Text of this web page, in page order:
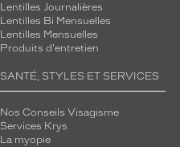
Lentilles Journalières
Lentilles Bi Mensuelles
Lentilles Mensuelles
Produits d'entretien
SANTÉ, STYLES ET SERVICES
Nos Conseils Visagisme
Services Krys
La myopie